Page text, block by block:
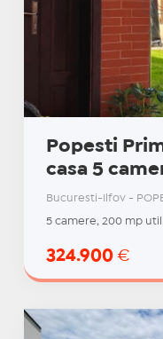
Popesti
casa 5
Bucuresti-Ilfov -
5 camere, 200 mp utili
324.900 €